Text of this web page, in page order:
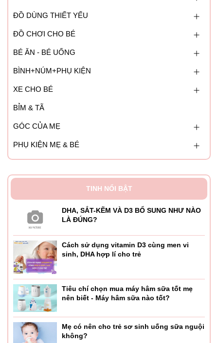
ĐỒ DÙNG THIẾT YẾU
ĐỒ CHƠI CHO BÉ
BÉ ĂN - BÉ UỐNG
BÌNH+NÚM+PHỤ KIỆN
XE CHO BÉ
BỈM & TÃ
GÓC CỦA MẸ
PHỤ KIỆN MẸ & BÉ
TINH NỔI BẬT
DHA, SẮT-KẼM VÀ D3 BỔ SUNG NHƯ NÀO
LÀ ĐÚNG?
Cách sử dụng vitamin D3 cùng men vi
sinh, DHA hợp lí cho trẻ
Tiêu chí chọn mua máy hâm sữa tốt mẹ
nên biết - Máy hâm sữa nào tốt?
Mẹ có nên cho trẻ sơ sinh uống sữa nguội
không?